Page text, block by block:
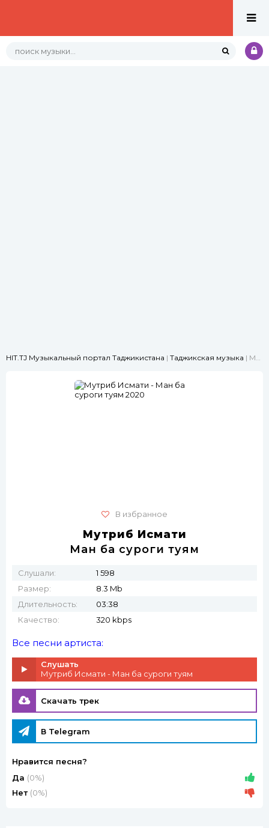
HIT.TJ Музыкальный портал Таджикистана | Таджикская музыка | Мутриб Исмати - Ман ба суроги туям 2020
В избранное
Мутриб Исмати
Ман ба суроги туям
Слушали:
1 598
Размер:
8.3 Mb
Длительность:
03:38
Качество:
320 kbps
Все песни артиста:
Слушать
Мутриб Исмати - Ман ба суроги туям
Скачать трек
В Telegram
Нравится песня?
Да (0%)
Нет (0%)